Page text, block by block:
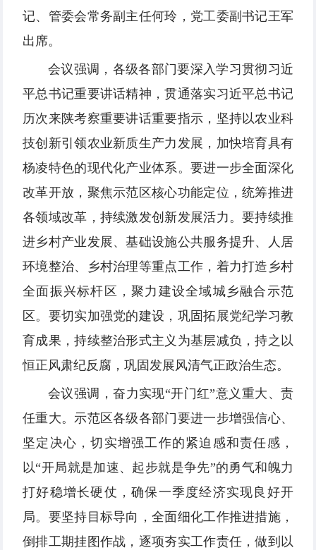
记、管委会常务副主任何玲，党工委副书记王军
出席。
会议强调，各级各部门要深入学习贯彻习近
平总书记重要讲话精神，贯通落实习近平总书记
历次来陕考察重要讲话重要指示，坚持以农业科
技创新引领农业新质生产力发展，加快培育具有
杨凌特色的现代化产业体系。要进一步全面深化
改革开放，聚焦示范区核心功能定位，统筹推进
各领域改革，持续激发创新发展活力。要持续推
进乡村产业发展、基础设施公共服务提升、人居
环境整治、乡村治理等重点工作，着力打造乡村
全面振兴标杆区，聚力建设全域城乡融合示范
区。要切实加强党的建设，巩固拓展党纪学习教
育成果，持续整治形式主义为基层减负，持之以
恒正风肃纪反腐，巩固发展风清气正政治生态。
会议强调，奋力实现“开门红”意义重大、责
任重大。示范区各级各部门要进一步增强信心、
坚定决心，切实增强工作的紧迫感和责任感，
以“开局就是加速、起步就是争先”的勇气和魄力
打好稳增长硬仗，确保一季度经济实现良好开
局。要坚持目标导向，全面细化工作推进措施，
倒排工期挂图作战，逐项夯实工作责任，做到以